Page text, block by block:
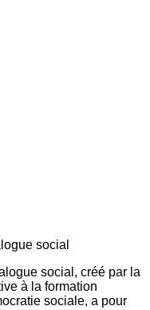
social, créé par la
à la formation
sociale, a pour